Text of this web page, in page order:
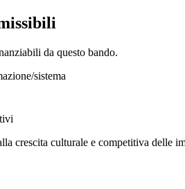
da questo bando.
sistema
crescita culturale e competitiva delle